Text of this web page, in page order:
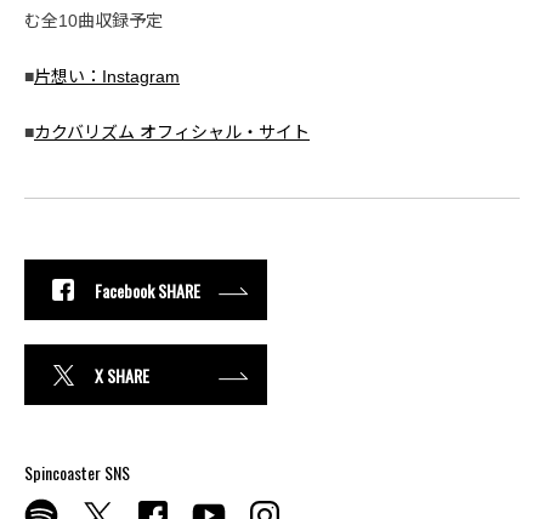
む全10曲収録予定
■片想い：Instagram
■カクバリズム オフィシャル・サイト
Facebook SHARE
X SHARE
Spincoaster SNS